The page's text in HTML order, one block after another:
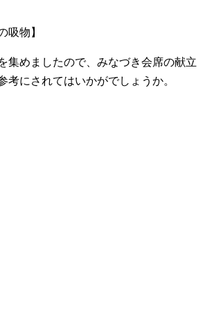
吸物】
集めましたので、みなづき会席の献立
考にされてはいかがでしょうか。